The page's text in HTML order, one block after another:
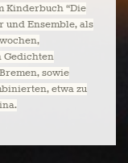
Kinderbuch “Die
und Ensemble, als
Gedichten
sowie
etwa zu